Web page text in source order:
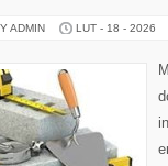
ADMIN LUT - 18 - 2026